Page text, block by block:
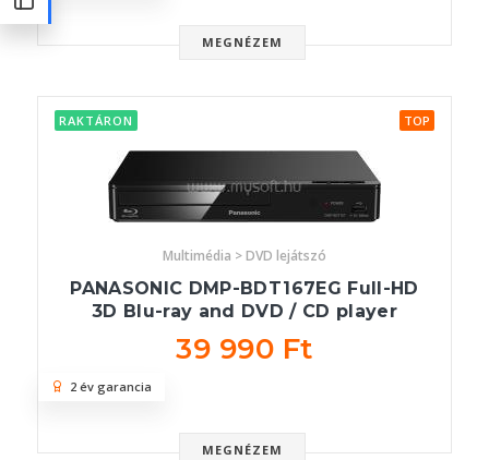
MEGNÉZEM
RAKTÁRON TOP
Multimédia > DVD lejátszó
PANASONIC DMP-BDT167EG Full-HD
3D Blu-ray and DVD / CD player
39 990 Ft
MEGNÉZEM
2 év garancia